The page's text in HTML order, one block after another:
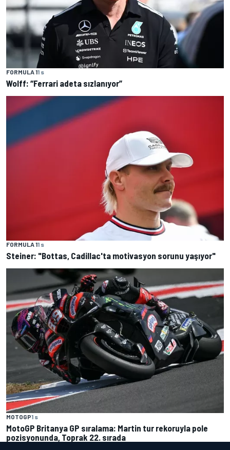
FORMULA 11 s
Wolff: “Ferrari adeta sızlanıyor”
FORMULA 11 s
Steiner: "Bottas, Cadillac'ta motivasyon sorunu yaşıyor"
MOTOGP1 s
MotoGP Britanya GP sıralama: Martin tur rekoruyla pole
pozisyonunda, Toprak 22. sırada